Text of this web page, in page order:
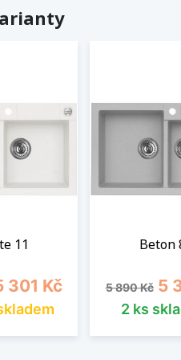
11
301 Kč
Beton
Běžná cena
5 890 Kč 5
2 ks